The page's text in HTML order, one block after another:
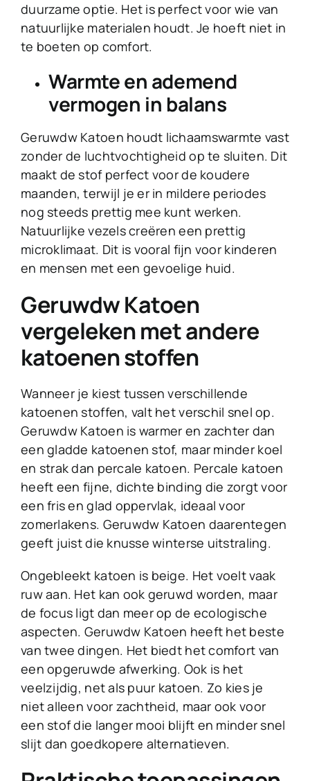
duurzame optie. Het is perfect voor wie van
natuurlijke materialen houdt. Je hoeft niet in
te boeten op comfort.
Warmte en ademend
vermogen in balans
Geruwdw Katoen houdt lichaamswarmte vast
zonder de luchtvochtigheid op te sluiten. Dit
maakt de stof perfect voor de koudere
maanden, terwijl je er in mildere periodes
nog steeds prettig mee kunt werken.
Natuurlijke vezels creëren een prettig
microklimaat. Dit is vooral fijn voor kinderen
en mensen met een gevoelige huid.
Geruwdw Katoen
vergeleken met andere
katoenen stoffen
Wanneer je kiest tussen verschillende
katoenen stoffen, valt het verschil snel op.
Geruwdw Katoen is warmer en zachter dan
een gladde katoenen stof, maar minder koel
en strak dan percale katoen. Percale katoen
heeft een fijne, dichte binding die zorgt voor
een fris en glad oppervlak, ideaal voor
zomerlakens. Geruwdw Katoen daarentegen
geeft juist die knusse winterse uitstraling.
Ongebleekt katoen is beige. Het voelt vaak
ruw aan. Het kan ook geruwd worden, maar
de focus ligt dan meer op de ecologische
aspecten. Geruwdw Katoen heeft het beste
van twee dingen. Het biedt het comfort van
een opgeruwde afwerking. Ook is het
veelzijdig, net als puur katoen. Zo kies je
niet alleen voor zachtheid, maar ook voor
een stof die langer mooi blijft en minder snel
slijt dan goedkopere alternatieven.